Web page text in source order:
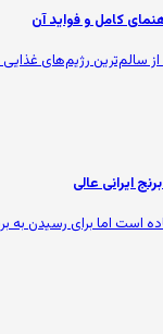
کامل و فواید آن
از سالم‌ترین رژیم‌های
است اما برای رسیدن به